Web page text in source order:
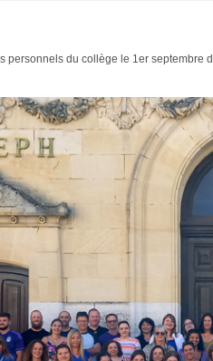
personnels du collège le 1er septembre